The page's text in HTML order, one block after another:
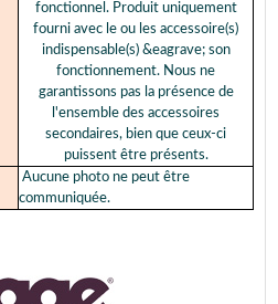
fonctionnel. Produit uniquement
fourni avec le ou les accessoire(s)
indispensable(s) &eagrave; son
fonctionnement. Nous ne
garantissons pas la présence de
l'ensemble des accessoires
secondaires, bien que ceux-ci
puissent être présents.
Aucune photo ne peut être
communiquée.